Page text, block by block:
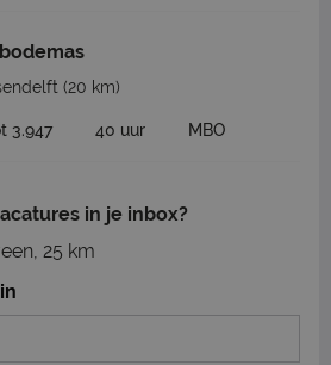
(20 km)
3.947 40 uur MBO
in je inbox?
25 km